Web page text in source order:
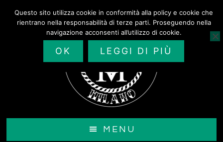
MENU
Questo sito utilizza cookie in conformità alla policy e cookie che
rientrano nella responsabilità di terze parti. Proseguendo nella
navigazione acconsenti all’utilizzo di cookie.
OK LEGGI DI PIÙ